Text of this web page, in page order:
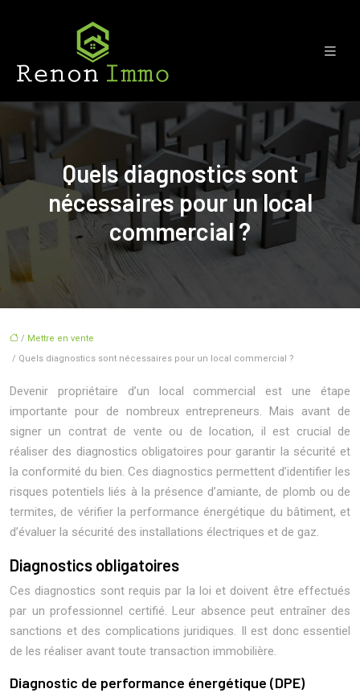
Quels diagnostics sont
nécessaires pour un local
commercial ?
/ Mettre en vente
/ Quels diagnostics sont nécessaires pour un local commercial ?
Devenir propriétaire d’un local commercial est une étape
importante pour de nombreux entrepreneurs. Mais avant de
signer un contrat de vente ou de location, il est crucial de
réaliser des diagnostics obligatoires pour garantir la sécurité et
la conformité du bien. Ces diagnostics permettent d’identifier les
risques potentiels liés à la présence d’amiante, de plomb ou de
termites, de vérifier la performance énergétique du bâtiment, et
d’évaluer la sécurité des installations électriques et de gaz.
Diagnostics obligatoires
Ces diagnostics sont requis par la loi et doivent être effectués
par un professionnel certifié. Leur absence peut entraîner des
sanctions et des complications juridiques. Il est donc essentiel
de les réaliser avant toute transaction immobilière.
Diagnostic de performance énergétique (DPE)